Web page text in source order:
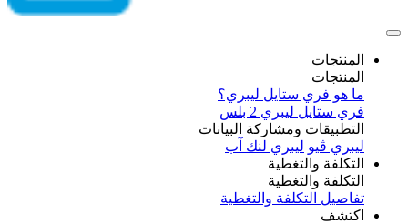
المنتجات
المنتجات
ما هو فري ستايل ليبري؟
فري ستايل ليبري 2 بلس​
التطبيقات ومشاركة البيانات
ليبري ڤيو ليبري لنك آب
التكلفة والتغطية
التكلفة والتغطية
تفاصيل التكلفة والتغطية
اكتشف​